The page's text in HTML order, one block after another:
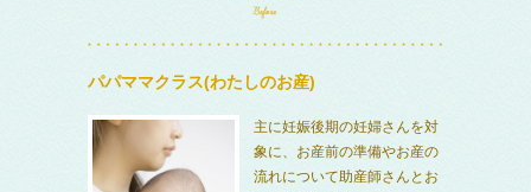
パパママクラス(わたしのお産)
主に妊娠後期の妊婦さんを対
象に、お産前の準備やお産の
流れについて助産師さんとお